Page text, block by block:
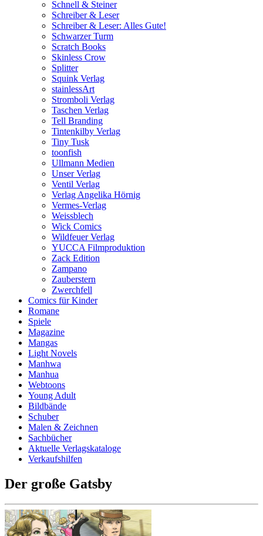
Schnell & Steiner
Schreiber & Leser
Schreiber & Leser: Alles Gute!
Schwarzer Turm
Scratch Books
Skinless Crow
Splitter
Squink Verlag
stainlessArt
Stromboli Verlag
Taschen Verlag
Tell Branding
Tintenkilby Verlag
Tiny Tusk
toonfish
Ullmann Medien
Unser Verlag
Ventil Verlag
Verlag Angelika Hörnig
Vermes-Verlag
Weissblech
Wick Comics
Wildfeuer Verlag
YUCCA Filmproduktion
Zack Edition
Zampano
Zauberstern
Zwerchfell
Comics für Kinder
Romane
Spiele
Magazine
Mangas
Light Novels
Manhwa
Manhua
Webtoons
Young Adult
Bildbände
Schuber
Malen & Zeichnen
Sachbücher
Aktuelle Verlagskataloge
Verkaufshilfen
Der große Gatsby